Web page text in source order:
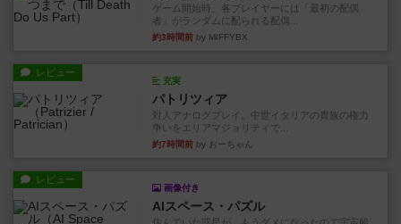
ゲーム開始時、各プレイヤーには「最初の配偶
者」がランダムに配られる配偶...
約3時間前 by MIFFYBX
レビュー
充実
パトリツィア
対人アナログプレイ。中世イタリアの貴族の権力
争いをエリアマジョリティで...
約7時間前 by おーちゃん
レビュー
画像付き
AIスペース・パズル